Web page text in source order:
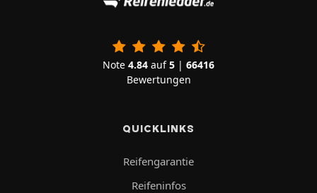
Note 4.84 auf5 | 66416
Bewertungen
QUICKLINKS
Reifengarantie
Reifeninfos